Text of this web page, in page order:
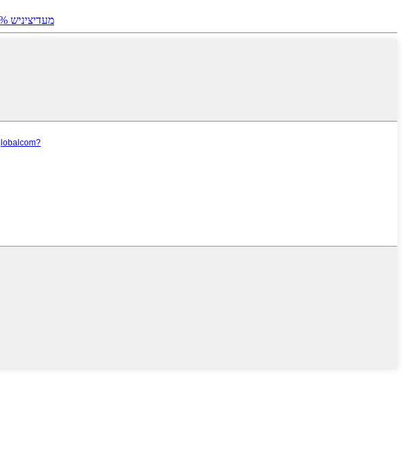
ZY-10ZW 10L מעדיציניש 95% הויך ריינקייַט זויערשטאָף קאָנסענטראַטאָר סע סערטאַפאַקיישאַן מיט גרויס געפירט פאַרשטעלן